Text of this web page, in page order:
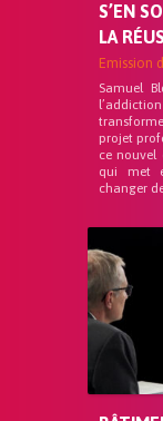
S’EN
LA
Emission
Samuel
projet
ce nouvel
qui met
changer